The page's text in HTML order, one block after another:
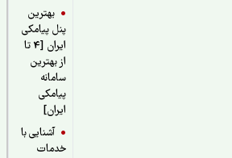
بهترین
پنل پیامکی
ایران [4 تا
از بهترین
سامانه
پیامکی
آشنایی با
خدمات